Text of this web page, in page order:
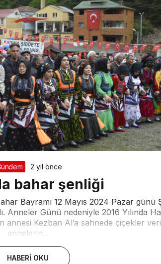
2 yıl önce
bahar şenliği
Bayramı 12 Mayıs 2024 Pazar günü
Anneler Günü nedeniyle 2016 Yılında
annesi Kezban Al’a sahnede çiçekler
annelerin...
HABERI OKU